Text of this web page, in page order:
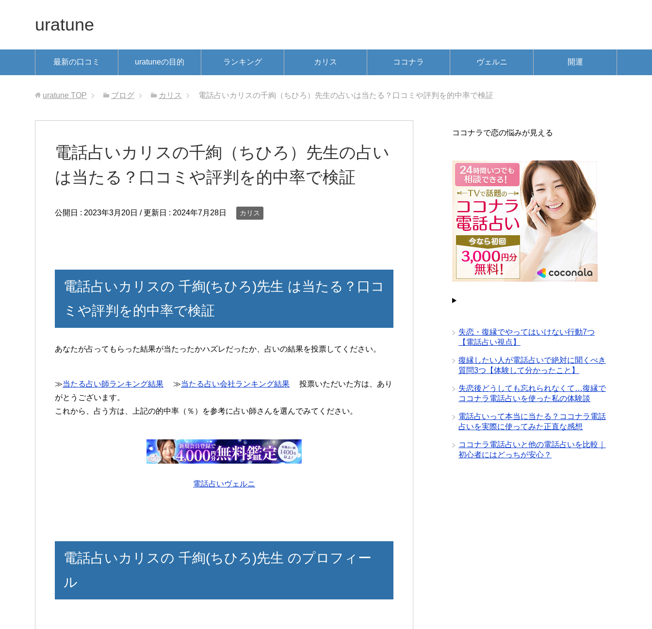
uratune
最新の口コミ uratuneの目的 ランキング カリス ココナラ ヴェルニ 開運
uratune TOP ブログ カリス 電話占いカリスの千絢（ちひろ）先生の占いは当たる？口コミや評判を的中率で検証
電話占いカリスの千絢（ちひろ）先生の占い
は当たる？口コミや評判を的中率で検証
公開日 : 2023年3月20日 / 更新日 : 2024年7月28日 カリス
電話占いカリスの 千絢(ちひろ)先生 は当たる？口コ
ミや評判を的中率で検証
あなたが占ってもらった結果が当たったかハズレだったか、占いの結果を投票してください。
≫当たる占い師ランキング結果 ≫当たる占い会社ランキング結果 投票いただいた方は、あり
がとうございます。
これから、占う方は、上記の的中率（％）を参考に占い師さんを選んでみてください。
電話占いヴェルニ
電話占いカリスの 千絢(ちひろ)先生 のプロフィー
ル
ココナラで恋の悩みが見える
失恋・復縁でやってはいけない行動7つ
【電話占い視点】
復縁したい人が電話占いで絶対に聞くべき
質問3つ【体験して分かったこと】
失恋後どうしても忘れられなくて…復縁で
ココナラ電話占いを使った私の体験談
電話占いって本当に当たる？ココナラ電話
占いを実際に使ってみた正直な感想
ココナラ電話占いと他の電話占いを比較｜
初心者にはどっちが安心？